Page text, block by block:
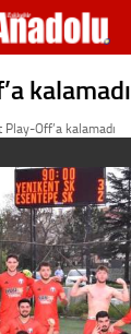
kalamadı
Play-Off’a kalamadı